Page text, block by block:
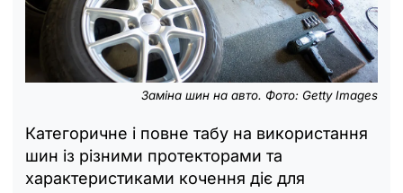
Заміна шин на авто. Фото: Getty Images
Категоричне і повне табу на використання
шин із різними протекторами та
характеристиками кочення діє для